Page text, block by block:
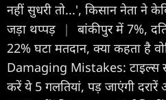
नहीं सुधरी तो...', किसान नेता ने
जड़ा थप्पड़
|
बांकीपुर में 7%,
22% घटा मतदान, क्या कहता है
Damaging Mistakes:
करें ये 5 गलतियां, पड़ जाएंगी दरारें